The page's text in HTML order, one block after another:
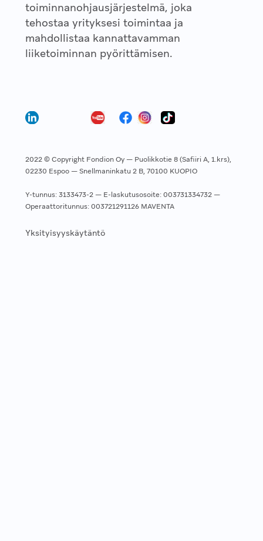
toiminnanohjausjärjestelmä, joka
tehostaa yrityksesi toimintaa ja
mahdollistaa kannattavamman
liiketoiminnan pyörittämisen.
2022 © Copyright Fondion Oy — Puolikkotie 8 (Safiiri A, 1.krs),
02230 Espoo — Snellmaninkatu 2 B, 70100 KUOPIO
Y-tunnus: 3133473-2 — E-laskutusosoite: 003731334732 —
Operaattoritunnus: 003721291126 MAVENTA
Yksityisyyskäytäntö